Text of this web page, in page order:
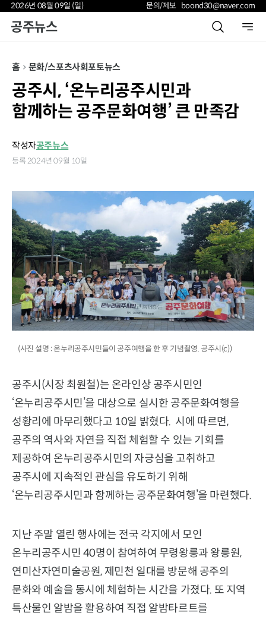
2026년 08월 09일 (일) 문의/제보 boond30@naver.com
공주뉴스
홈 문화/스포츠사회포토뉴스
공주시, ‘온누리공주시민과
함께하는 공주문화여행’ 큰 만족감
작성자공주뉴스
등록 2024년 09월 10일
(사진 설명 : 온누리공주시민들이 공주여행을 한 후 기념촬영. 공주시(c))
공주시(시장 최원철)는 온라인상 공주시민인
‘온누리공주시민’을 대상으로 실시한 공주문화여행을
성황리에 마무리했다고 10일 밝혔다. 시에 따르면,
공주의 역사와 자연을 직접 체험할 수 있는 기회를
제공하여 온누리공주시민의 자긍심을 고취하고
공주시에 지속적인 관심을 유도하기 위해
‘온누리공주시민과 함께하는 공주문화여행’을 마련했다.
지난 주말 열린 행사에는 전국 각지에서 모인
온누리공주시민 40명이 참여하여 무령왕릉과 왕릉원,
연미산자연미술공원, 제민천 일대를 방문해 공주의
문화와 예술을 동시에 체험하는 시간을 가졌다. 또 지역
특산물인 알밤을 활용하여 직접 알밤타르트를